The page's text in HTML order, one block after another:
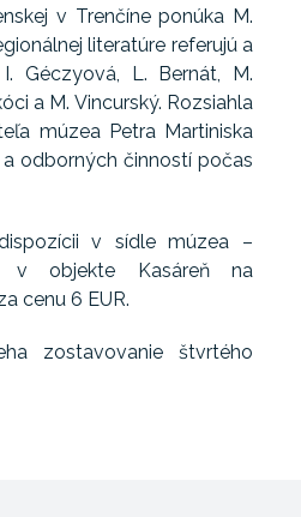
v Trenčíne ponúka M.
literatúre referujú a
Géczyová, L. Bernát, M.
a M. Vincurský. Rozsiahla
múzea Petra Martiniska
odborných činností počas
v sídle múzea –
v objekte Kasáreň na
cenu 6 EUR.
zostavovanie štvrtého